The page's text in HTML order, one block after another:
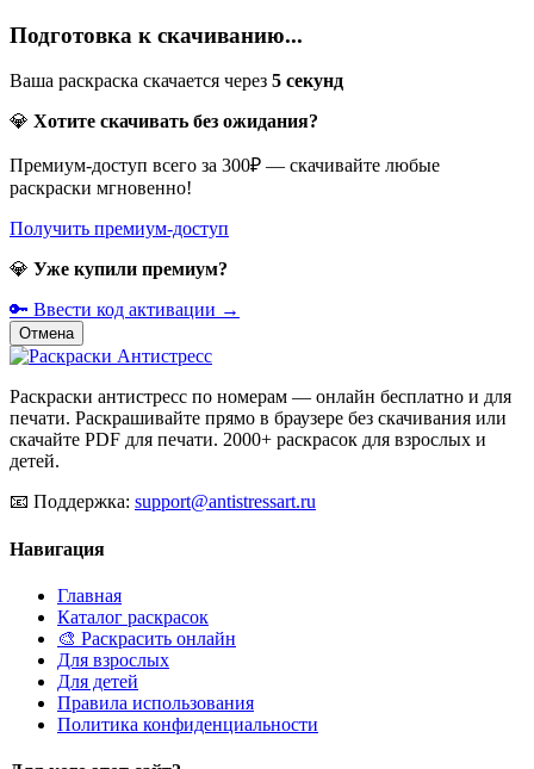
Подготовка к скачиванию...
Ваша раскраска скачается через 5 секунд
💎 Хотите скачивать без ожидания?
Премиум-доступ всего за 300₽ — скачивайте любые
раскраски мгновенно!
Получить премиум-доступ
💎 Уже купили премиум?
🔑 Ввести код активации →
Отмена
Раскраски антистресс по номерам — онлайн бесплатно и для
печати. Раскрашивайте прямо в браузере без скачивания или
скачайте PDF для печати. 2000+ раскрасок для взрослых и
детей.
📧 Поддержка: support@antistressart.ru
Навигация
Главная
Каталог раскрасок
🎨 Раскрасить онлайн
Для взрослых
Для детей
Правила использования
Политика конфиденциальности